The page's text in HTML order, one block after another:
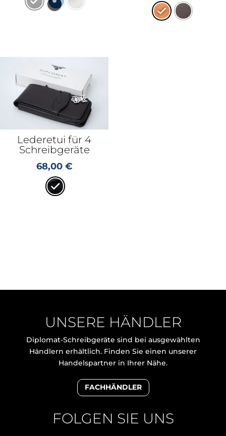
Lederetui für 4
Schreibgeräte
68,00 €
UNSERE HÄNDLER
Diplomat-Schreibgeräte sind bei ausgewählten
Händlern erhältlich. Finden Sie einen unserer
Handelspartner in Ihrer Nähe.
FACHHÄNDLER
FOLGEN SIE UNS